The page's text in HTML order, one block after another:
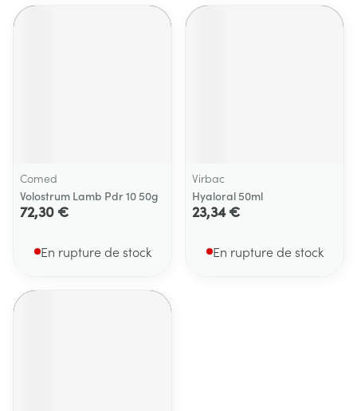
Comed
Volostrum Lamb Pdr 10 50g
72,30 €
En rupture de stock
Virbac
Hyaloral 50ml
23,34 €
En rupture de stock